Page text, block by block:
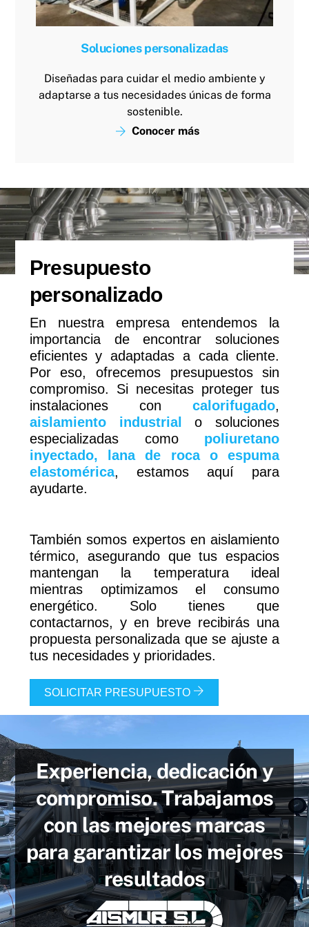
Soluciones personalizadas
Diseñadas para cuidar el medio ambiente y
adaptarse a tus necesidades únicas de forma
sostenible.
Conocer más
Presupuesto
personalizado
En nuestra empresa entendemos la
importancia de encontrar soluciones
eficientes y adaptadas a cada cliente.
Por eso, ofrecemos presupuestos sin
compromiso. Si necesitas proteger tus
instalaciones concalorifugado,
aislamiento industrial
o soluciones
especializadas como poliuretano
inyectado, lana de roca o espuma
elastomérica, estamos aquí para
ayudarte.
También somos expertos en aislamiento
térmico, asegurando que tus espacios
mantengan la temperatura ideal
mientras optimizamos el consumo
energético. Solo tienes que
contactarnos, y en breve recibirás una
propuesta personalizada que se ajuste a
tus necesidades y prioridades.
SOLICITAR PRESUPUESTO
Experiencia, dedicación y
compromiso. Trabajamos
con las mejores marcas
para garantizar los mejores
resultados